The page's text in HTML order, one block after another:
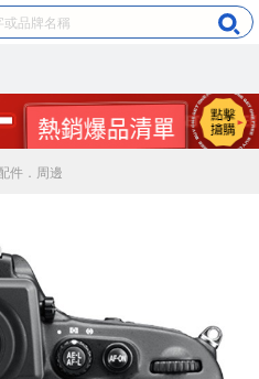
件．周邊